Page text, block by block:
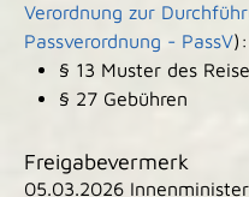
Verordnung zur
Passverordnung - PassV):
§ 13 Muster des
§ 27 Gebühren
Freigabevermerk
05.03.2026